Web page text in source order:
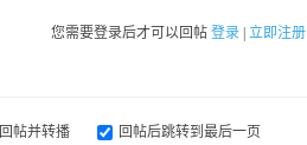
您需要登录后才可以回帖 登录 立即注册
回帖并转播 回帖后跳转到最后一页